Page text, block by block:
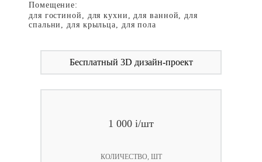
Помещение:
для гостиной, для кухни, для ванной, для
спальни, для крыльца, для пола
Бесплатный 3D дизайн-проект
1 000 i/шт
КОЛИЧЕСТВО, ШТ